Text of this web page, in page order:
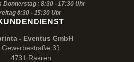
Donnerstag : 8:30 - 17:30 Uhr
8:30 - 15:30Uhr
- Eventus GmbH
Gewerbestraße 39
4731 Raeren